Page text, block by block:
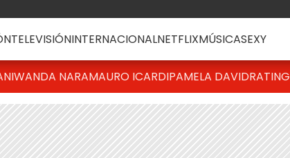
TELEVISIÓNINTERNACIONALNETFLIXMÚSICASEXY
WANDA NARAMAURO ICARDIPAMELA DAVIDRATING